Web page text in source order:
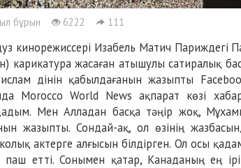
бұрын 6222 111
кинорежиссері Изабель Матич Париждегі
карикатура жасаған атышулы сатиралық
дінін қабылдағанын жазыпты
Morocco World News ақпарат көзі
Мен Алладан басқа тәңір жоқ,
жазыпты. Сондай-ақ, ол өзінің
актерге алғысын білдірген. Ол осы
паш етті. Сонымен қатар, Канаданың ең